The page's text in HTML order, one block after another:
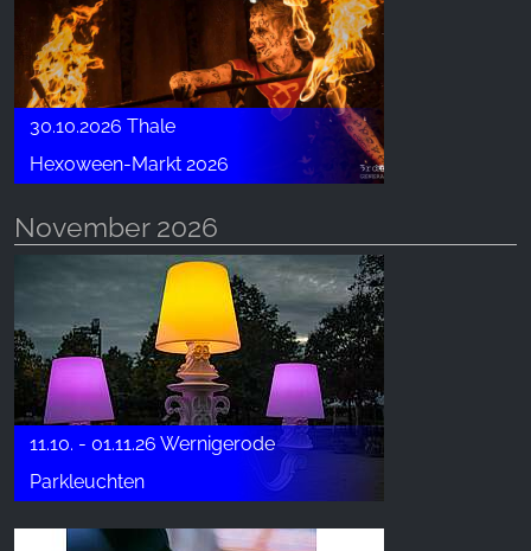
30.10.2026 Thale
Hexoween-Markt 2026
November 2026
11.10. - 01.11.26 Wernigerode
Parkleuchten